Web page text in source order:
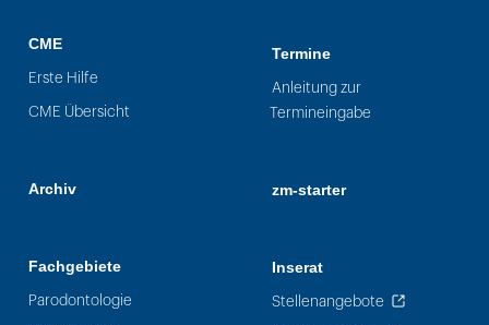
CME
Erste Hilfe
CME Übersicht
Archiv
Fachgebiete
Parodontologie
Termine
Anleitung zur
Termineingabe
zm-starter
Inserat
Stellenangebote